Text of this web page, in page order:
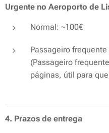
Urgente no Aeroporto de
Normal: ~100€
Passageiro
(Passageiro
páginas, útil para
4. Prazos de entrega